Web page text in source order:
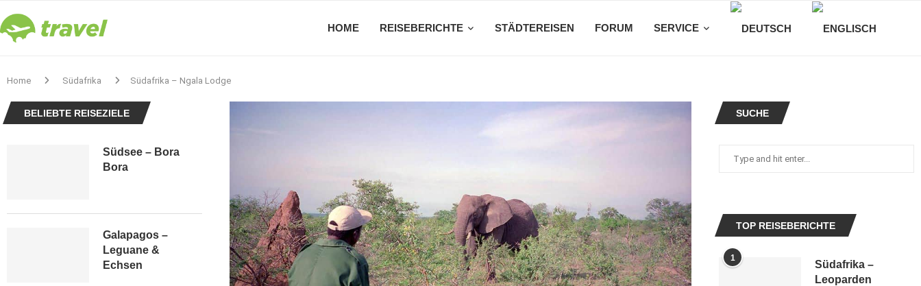
HOME REISEBERICHTE STÄDTEREISEN FORUM SERVICE
Home Südafrika Südafrika – Ngala Lodge
SUCHE
TOP REISEBERICHTE
1
Südafrika –
Leoparden
BELIEBTE REISEZIELE
Südsee – Bora
Bora
Galapagos –
Leguane &
Echsen